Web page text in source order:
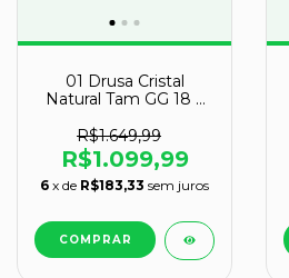
01 Drusa Cristal
Natural Tam GG 18 a
R$1.649,99
R$1.099,99
6 x de R$183,33 sem juros